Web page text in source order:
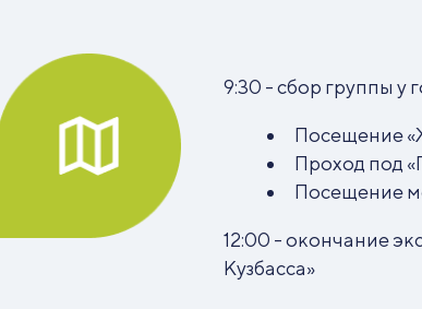
9:30 - сбор группы у
Посещение
Проход под
Посещение
12:00 - окончание
Кузбасса»